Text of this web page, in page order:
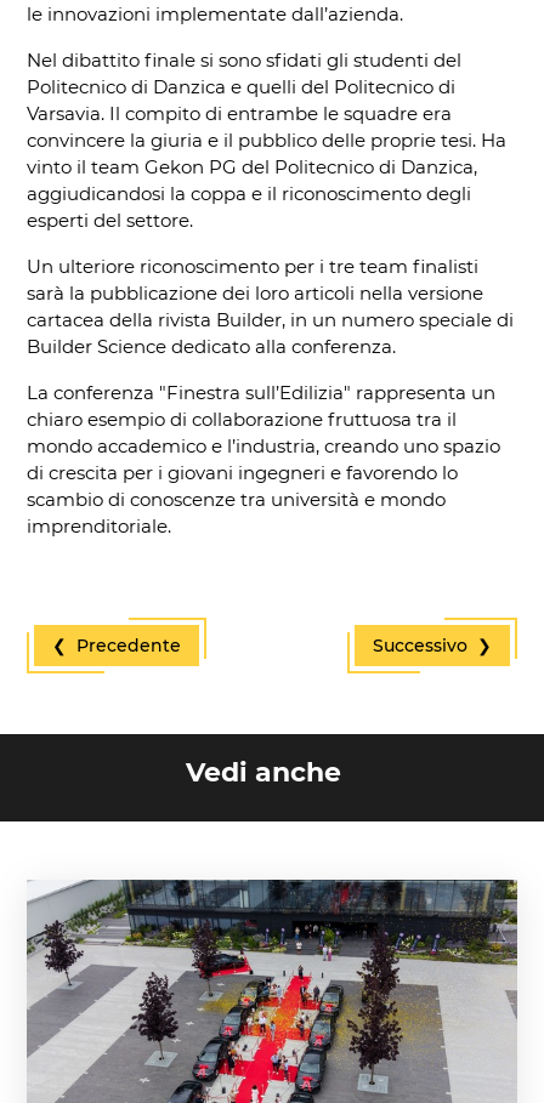
le innovazioni implementate dall’azienda.
Nel dibattito finale si sono sfidati gli studenti del
Politecnico di Danzica e quelli del Politecnico di
Varsavia. Il compito di entrambe le squadre era
convincere la giuria e il pubblico delle proprie tesi. Ha
vinto il team Gekon PG del Politecnico di Danzica,
aggiudicandosi la coppa e il riconoscimento degli
esperti del settore.
Un ulteriore riconoscimento per i tre team finalisti
sarà la pubblicazione dei loro articoli nella versione
cartacea della rivista Builder, in un numero speciale di
Builder Science dedicato alla conferenza.
La conferenza "Finestra sull’Edilizia" rappresenta un
chiaro esempio di collaborazione fruttuosa tra il
mondo accademico e l’industria, creando uno spazio
di crescita per i giovani ingegneri e favorendo lo
scambio di conoscenze tra università e mondo
imprenditoriale.
❮ Precedente Successivo ❯
Vedi anche